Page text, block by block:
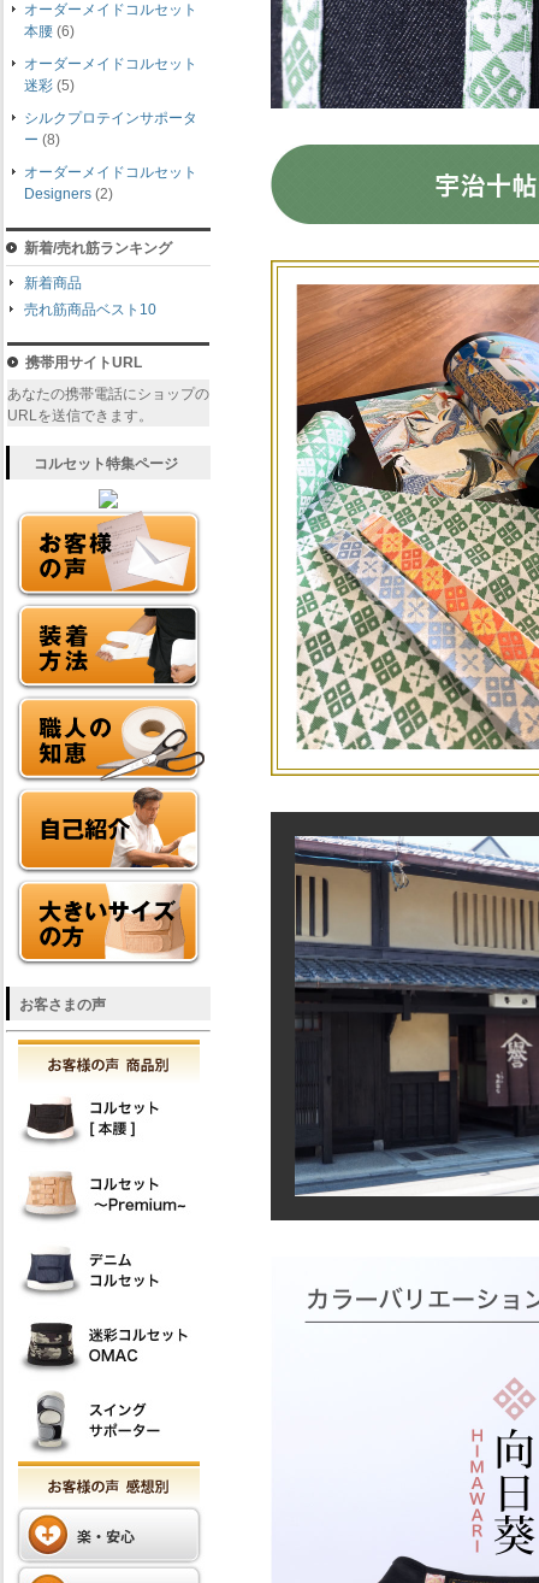
オーダーメイドコルセット
本腰 (6)
オーダーメイドコルセット
迷彩 (5)
シルクプロテインサポータ
ー (8)
オーダーメイドコルセット
Designers (2)
新着/売れ筋ランキング
新着商品
売れ筋商品ベスト10
携帯用サイトURL
あなたの携帯電話にショップの
URLを送信できます。
コルセット特集ページ
お客さまの声